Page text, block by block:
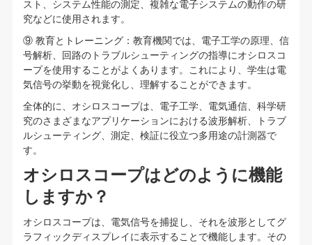
スト、システム性能の測定、複雑な電子システムの動作の研
究などに使用されます。
⑨ 教育とトレーニング：教育機関では、電子工学の原理、信
号解析、回路のトラブルシューティングの指導にオシロスコ
ープを使用することがよくあります。これにより、学生は電
気信号の挙動を視覚化し、理解することができます。
全体的に、オシロスコープは、電子工学、電気通信、科学研
究のさまざまなアプリケーションにおける波形解析、トラブ
ルシューティング、測定、検証に役立つ多用途の計測器で
す。
オシロスコープはどのように機能
しますか？
オシロスコープは、電気信号を捕捉し、それを波形としてグ
ラフィックディスプレイに表示することで機能します。その